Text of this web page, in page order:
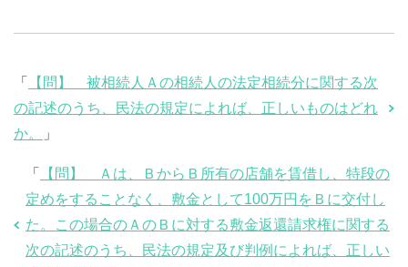
「
【問】 被相続人Ａの相続人の法定相続分に関する次
の記述のうち、民法の規定によれば、正しいものはどれ
か。
」
「
【問】 Ａは、ＢからＢ所有の店舗を賃借し、特段の
定めをすることなく、敷金として100万円をＢに交付し
た。この場合のＡのＢに対する敷金返還請求権に関する
次の記述のうち、民法の規定及び判例によれば、正しい